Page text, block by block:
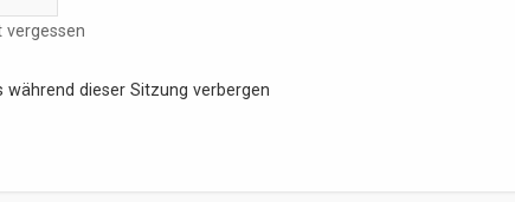
vergessen
während dieser Sitzung verbergen